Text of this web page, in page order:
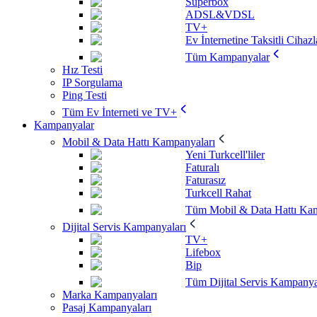
ADSL&VDSL
TV+
Ev İnternetine Taksitli
Tüm Kampanyalar
Hız Testi
IP Sorgulama
Ping Testi
Tüm Ev İnterneti ve TV+
Kampanyalar
Mobil & Data Hattı Kampanyaları
Yeni Turkcell'liler
Faturalı
Faturasız
Turkcell Rahat
Tüm Mobil & Data Hattı
Dijital Servis Kampanyaları
TV+
Lifebox
Bip
Tüm Dijital Servis
Marka Kampanyaları
Pasaj Kampanyaları